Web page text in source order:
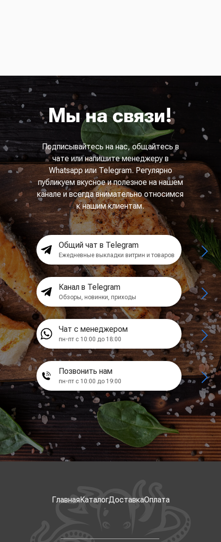
Мы на связи!
Подписывайтесь на нас, общайтесь в
чате или напишите менеджеру в
Whatsapp или Telegram. Регулярно
публикуем вкусное и полезное на нашем
канале и всегда внимательно относимся
к нашим клиентам.
Общий чат в Telegram
Ежедневные выкладки витрин и товаров
Канал в Telegram
Обзоры, новинки, приходы
Чат с менеджером
пн-пт с 10:00 до 18:00
Позвонить нам
пн-пт с 10:00 до 19:00
ГлавнаяКаталогДоставкаОплата